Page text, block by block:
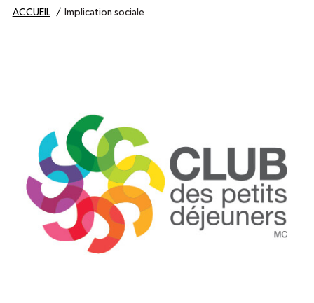
ACCUEIL Implication sociale